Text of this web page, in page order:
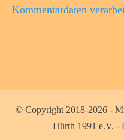
Kommentardaten
© Copyright 2018-2026 -
Hürth 1991 e.V. -